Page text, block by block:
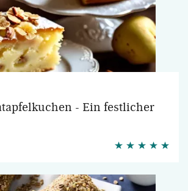
- Ein festlicher